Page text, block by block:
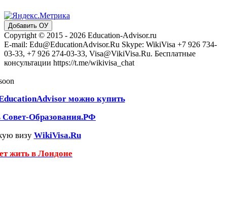
Добавить ОУ
Copyright © 2015 - 2026 Education-Advisor.ru
E-mail: Edu@EducationAdvisor.Ru Skype: WikiVisa +7 926 734-
03-33, +7 926 274-03-33, Visa@VikiVisa.Ru. Бесплатные
консультации https://t.me/wikivisa_chat
можно купить
Совет-Образования.РФ
визу WikiVisa.Ru
жить в Лондоне